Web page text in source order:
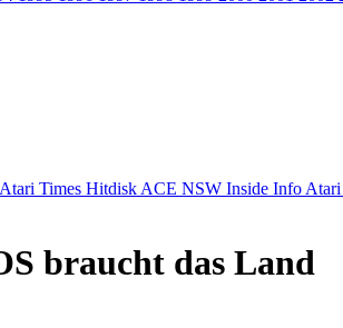
Atari Times Hitdisk ACE NSW Inside Info
braucht das Land